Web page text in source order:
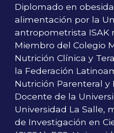
Diplomado en
alimentación por la
antropometrista ISAK
Miembro del Colegio
Nutrición Clínica y
la Federación
Nutrición Parenteral y
Docente de la
Universidad La Salle,
de Investigación en